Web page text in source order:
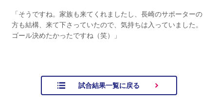
「そうですね。家族も来てくれましたし、長崎のサポーターの
方も結構、来て下さっていたので、気持ちは入っていました。
ゴール決めたかったですね（笑）」
試合結果一覧に戻る